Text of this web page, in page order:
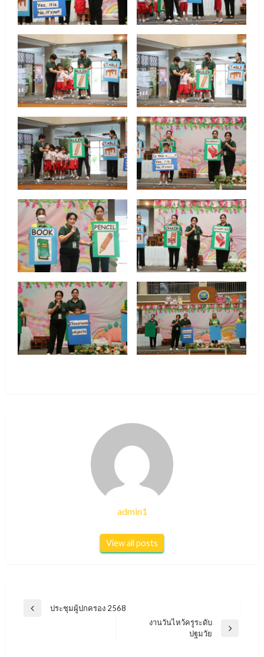
admin1
View all posts
แนะแนว
Previousประชุมผู้ปกครอง 2568
งานวันไหว้ครูระดับ
ปฐมวัย